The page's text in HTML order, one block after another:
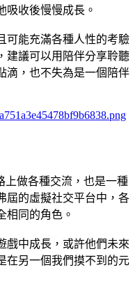
吸收後慢慢成長。
可能充滿各種人性的考驗
建議可以用陪伴分享聆聽
滴，也不失為是一個陪伴
上做各種交流，也是一種
屆的虛擬社交平台中，各
相同的角色。
戲中成長，或許他們未來
在另一個我們摸不到的元